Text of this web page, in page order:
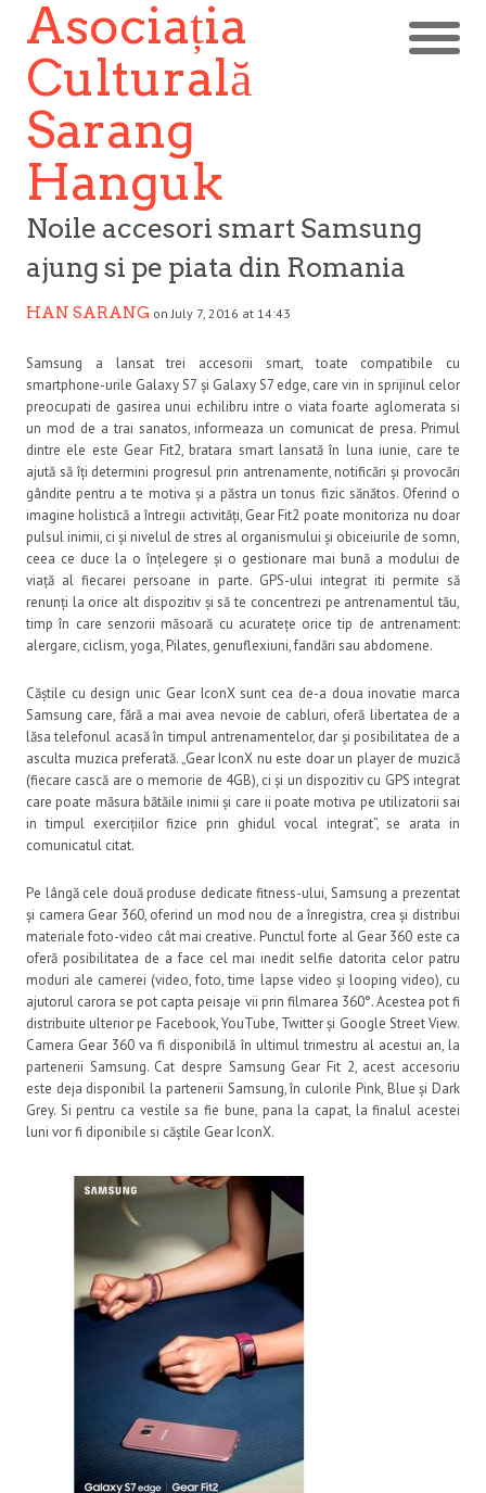
Asociația
Culturală
Sarang
Hanguk
Noile accesori smart Samsung
ajung si pe piata din Romania
HAN SARANG on July 7, 2016 at 14:43
Samsung a lansat trei accesorii smart, toate compatibile cu
smartphone-urile Galaxy S7 și Galaxy S7 edge, care vin in sprijinul celor
preocupati de gasirea unui echilibru intre o viata foarte aglomerata si
un mod de a trai sanatos, informeaza un comunicat de presa. Primul
dintre ele este Gear Fit2, bratara smart lansată în luna iunie, care te
ajută să îți determini progresul prin antrenamente, notificări și provocări
gândite pentru a te motiva și a păstra un tonus fizic sănătos. Oferind o
imagine holistică a întregii activități, Gear Fit2 poate monitoriza nu doar
pulsul inimii, ci și nivelul de stres al organismului și obiceiurile de somn,
ceea ce duce la o înțelegere și o gestionare mai bună a modului de
viață al fiecarei persoane in parte. GPS-ului integrat iti permite să
renunți la orice alt dispozitiv și să te concentrezi pe antrenamentul tău,
timp în care senzorii măsoară cu acuratețe orice tip de antrenament:
alergare, ciclism, yoga, Pilates, genuflexiuni, fandări sau abdomene.
Căștile cu design unic Gear IconX sunt cea de-a doua inovatie marca
Samsung care, fără a mai avea nevoie de cabluri, oferă libertatea de a
lăsa telefonul acasă în timpul antrenamentelor, dar și posibilitatea de a
asculta muzica preferată. „Gear IconX nu este doar un player de muzică
(fiecare cască are o memorie de 4GB), ci și un dispozitiv cu GPS integrat
care poate măsura bătăile inimii și care ii poate motiva pe utilizatorii sai
in timpul exercițiilor fizice prin ghidul vocal integrat”, se arata in
comunicatul citat.
Pe lângă cele două produse dedicate fitness-ului, Samsung a prezentat
și camera Gear 360, oferind un mod nou de a înregistra, crea și distribui
materiale foto-video cât mai creative. Punctul forte al Gear 360 este ca
oferă posibilitatea de a face cel mai inedit selfie datorita celor patru
moduri ale camerei (video, foto, time lapse video și looping video), cu
ajutorul carora se pot capta peisaje vii prin filmarea 360°. Acestea pot fi
distribuite ulterior pe Facebook, YouTube, Twitter și Google Street View.
Camera Gear 360 va fi disponibilă în ultimul trimestru al acestui an, la
partenerii Samsung. Cat despre Samsung Gear Fit 2, acest accesoriu
este deja disponibil la partenerii Samsung, în culorile Pink, Blue și Dark
Grey. Si pentru ca vestile sa fie bune, pana la capat, la finalul acestei
luni vor fi diponibile si căștile Gear IconX.